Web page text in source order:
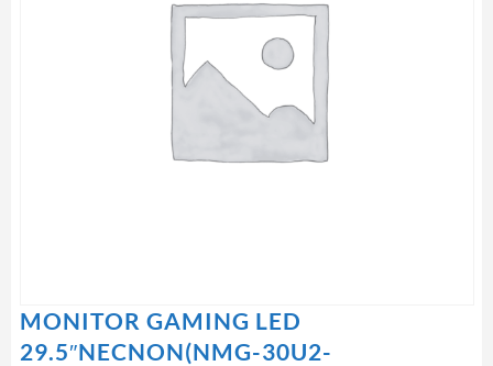
MONITOR GAMING LED
29.5″NECNON(NMG-30U2-